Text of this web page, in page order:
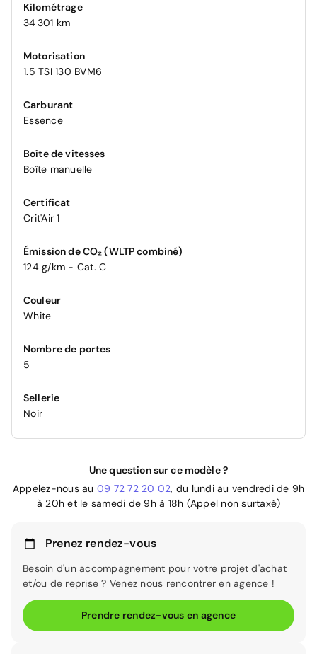
Kilométrage
34 301 km
Motorisation
1.5 TSI 130 BVM6
Carburant
Essence
Boîte de vitesses
Boîte manuelle
Certificat
Crit'Air 1
Émission de CO₂ (WLTP combiné)
124 g/km - Cat. C
Couleur
White
Nombre de portes
5
Sellerie
Noir
Une question sur ce modèle ?
Appelez-nous au 09 72 72 20 02, du lundi au vendredi de 9h
à 20h et le samedi de 9h à 18h (Appel non surtaxé)
Prenez rendez-vous
Besoin d'un accompagnement pour votre projet d'achat
et/ou de reprise ? Venez nous rencontrer en agence !
Prendre rendez-vous en agence